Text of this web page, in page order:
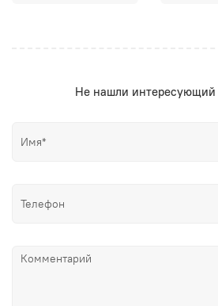
Не нашли интересующий